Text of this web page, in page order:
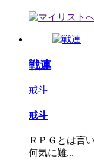
戦連
戒斗
戒斗
ＲＰＧとは言
何気に難...